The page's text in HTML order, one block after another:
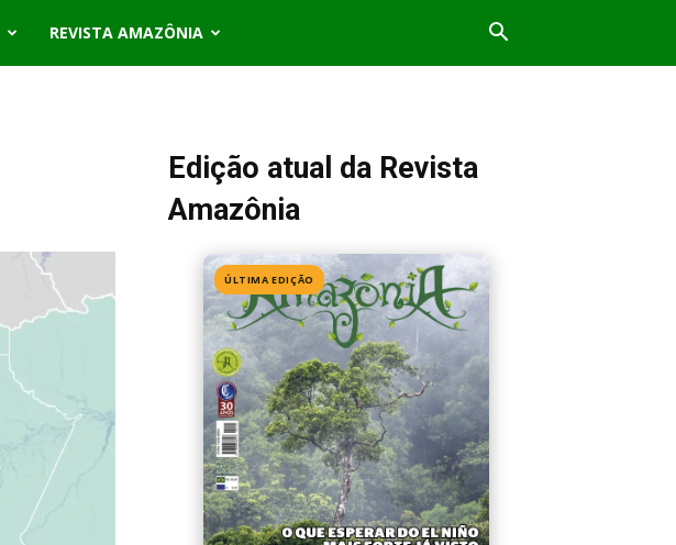
REVISTA AMAZÔNIA
Edição atual da Revista
Amazônia
ÚLTIMA EDIÇÃO